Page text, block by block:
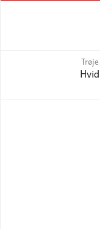
Trøje
Hvid